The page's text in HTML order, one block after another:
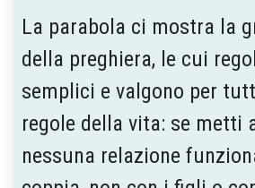
La parabola ci mostra la
della preghiera, le cui
semplici e valgono per
regole della vita: se metti
nessuna relazione